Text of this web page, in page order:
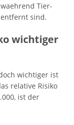
Tier-
sind.
wichtiger
wichtiger ist
relative Risiko
ist der